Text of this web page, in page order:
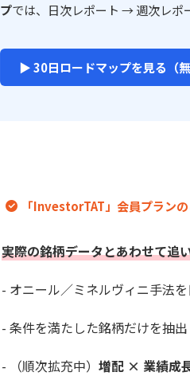
プでは、日次レポート → 週次レポ
▶ 30日ロードマップを見る（無
「InvestorTAT」会員プラン
実際の銘柄データとあわせて追
- オニール／ミネルヴィニ手法
- 条件を満たした銘柄だけを抽
- （順次拡充中） 増配 × 業績成